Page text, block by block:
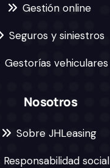
Gestión online
Seguros y siniestros
Gestorías vehiculares
Nosotros
Sobre JHLeasing
Responsabilidad social